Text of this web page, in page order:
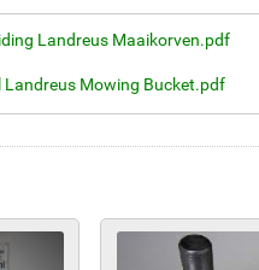
Landreus Maaikorven.pdf
Landreus Mowing Bucket.pdf